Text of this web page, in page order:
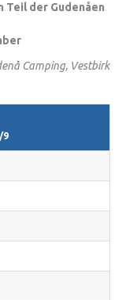
Teil der Gudenåen
Camping, Vestbirk
9